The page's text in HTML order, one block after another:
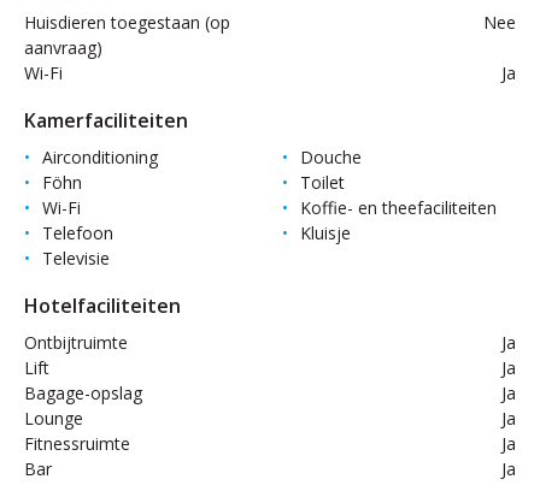
Huisdieren toegestaan (op
aanvraag)
Nee
Wi-Fi Ja
Kamerfaciliteiten
Airconditioning
Douche
Föhn
Toilet
Wi-Fi
Koffie- en theefaciliteiten
Telefoon
Kluisje
Televisie
Hotelfaciliteiten
Ontbijtruimte
Ja
Lift
Ja
Bagage-opslag
Ja
Lounge
Ja
Fitnessruimte
Ja
Bar
Ja